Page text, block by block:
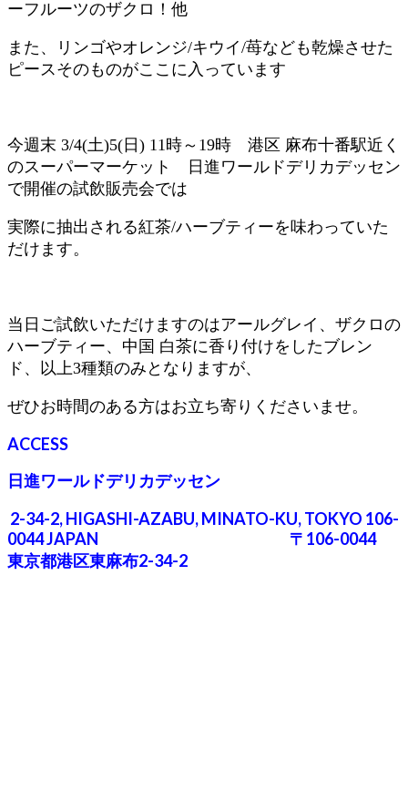
ーフルーツのザクロ！他
また、リンゴやオレンジ/キウイ/苺なども乾燥させた
ピースそのものがここに入っています
今週末 3/4(土)5(日) 11 時～ 19時 港区 麻布十番駅近く
のスーパーマーケット 日進ワールドデリカデッセン
で開催の試飲販売会では
実際に抽出される紅茶/ハーブティーを味わっていた
だけます。
当日ご試飲いただけますのはアールグレイ、ザクロの
ハーブティー、中国 白茶に香り付けをしたブレン
ド、以上3種類のみとなりますが、
ぜひお時間のある方はお立ち寄りくださいませ。
ACCESS
日進ワールドデリカデッセン
2-34-2, HIGASHI-AZABU, MINATO-KU, TOKYO 106-
0044 JAPAN 〒106-0044
東京都港区東麻布2-34-2